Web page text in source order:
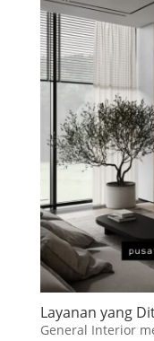
Layanan yang
General Interior